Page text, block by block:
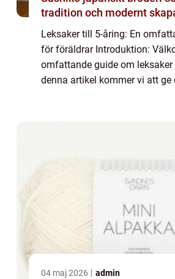
tradition och modernt
Leksaker till 5-åring: En
för föräldrar Introduktion:
omfattande guide om leksaker
denna artikel kommer vi att ge
04 maj 2026 admin